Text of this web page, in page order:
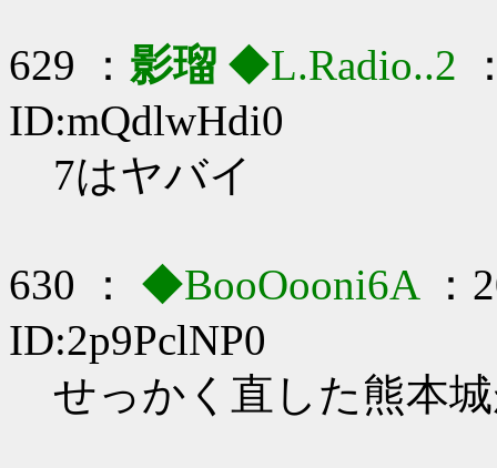
629 ： 影瑠 ◆L.Radio..2
ID:mQdlwHdi0
7はヤバイ
630 ： ◆BooOooni6A
ID:2p9PclNP0
せっかく直した熊本